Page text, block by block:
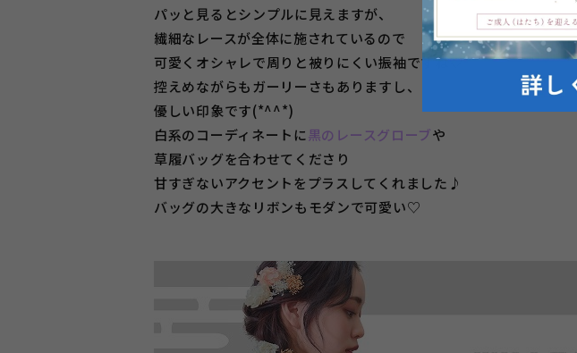
パッと見るとシンプルに見えますが、
繊細なレースが全体に施されているので
可愛くオシャレで周りと被りにくい振袖ですね♡
控えめながらもガーリーさもありますし、
優しい印象です(*^^*)
白系のコーディネートに黒のレースグローブや
草履バッグを合わせてくださり
甘すぎないアクセントをプラスしてくれました♪
バッグの大きなリボンもモダンで可愛い♡